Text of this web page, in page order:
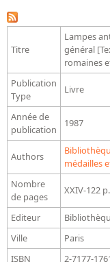
Dictionnaire
Dictionnaire BnF :
Dictionnaire des
provenances
Recherche de
L'histoire de la BnF
Explorer
Organigrammes de
Rapports d'activité
Répertoire
Titre
Lampes
général
romaines
Publication
Type
Livre
Année de
publication
1987
Authors
médailles
Nombre
de pages
XXIV-122
Editeur
Ville
Paris
ISBN
2-7177-